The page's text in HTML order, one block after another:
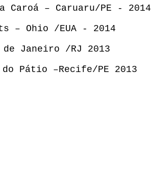
– Caruaru/PE - 2014
– Ohio /EUA - 2014
Janeiro /RJ 2013
do Pátio –Recife/PE 2013